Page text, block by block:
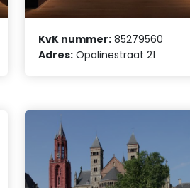
KvK nummer: 85279560
Adres: Opalinestraat 21